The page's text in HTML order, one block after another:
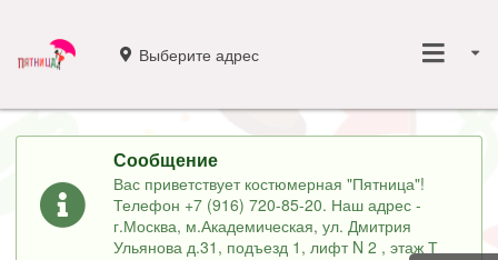
Выберите адрес
Сообщение
Вас приветствует костюмерная "Пятница"!
Телефон +7 (916) 720-85-20. Наш адрес -
г.Москва, м.Академическая, ул. Дмитрия
Ульянова д.31, подъезд 1, лифт N 2 , этаж Т